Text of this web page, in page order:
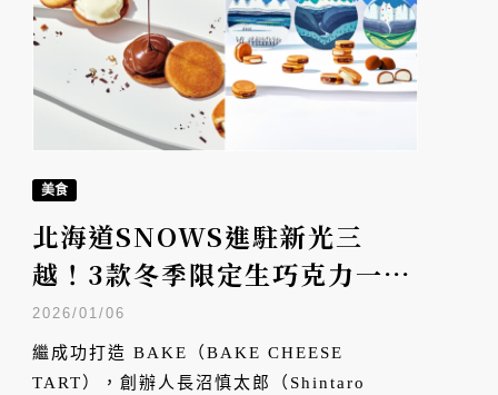
美食
北海道SNOWS進駐新光三
越！3款冬季限定生巧克力一次
看
2026/01/06
繼成功打造 BAKE（BAKE CHEESE
TART），創辦人長沼慎太郎（Shintaro